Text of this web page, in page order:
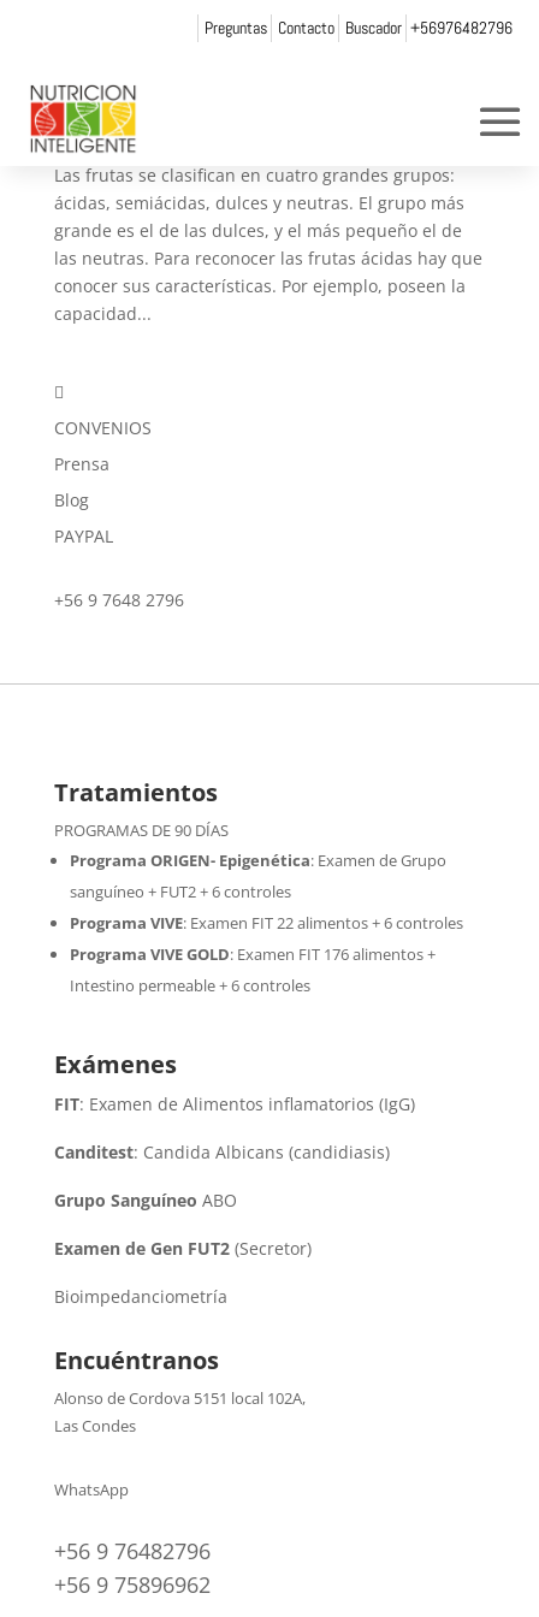
Preguntas Contacto Buscador +56976482796
Aprende a combinar las frutas según su
clasificación
porandrea chicurel
Las frutas se clasifican en cuatro grandes grupos:
ácidas, semiácidas, dulces y neutras. El grupo más
grande es el de las dulces, y el más pequeño el de
las neutras. Para reconocer las frutas ácidas hay que
conocer sus características. Por ejemplo, poseen la
capacidad...

CONVENIOS
Prensa
Blog
PAYPAL
+56 9 7648 2796
Tratamientos
PROGRAMAS DE 90 DÍAS
Programa ORIGEN- Epigenética:Examen de Grupo
sanguíneo + FUT2 + 6 controles
Programa VIVE: Examen FIT 22 alimentos + 6 controles
Programa VIVE GOLD: Examen FIT 176 alimentos +
Intestino permeable + 6 controles
Exámenes
FIT: Examen de Alimentos inflamatorios (IgG)
Canditest: Candida Albicans (candidiasis)
Grupo Sanguíneo ABO
Examen de Gen FUT2(Secretor)
Bioimpedanciometría
Encuéntranos
Alonso de Cordova 5151 local 102A,
Las Condes
WhatsApp
+56 9 76482796
+56 9 75896962